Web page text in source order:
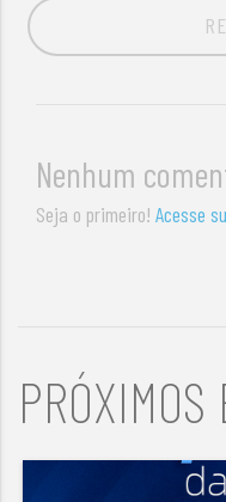
Nenhum
Seja o primeiro!Acesse